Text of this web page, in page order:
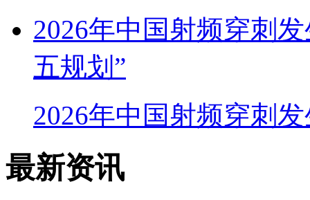
2026年中国射频穿刺
五规划”
2026年中国射频穿刺
最新资讯